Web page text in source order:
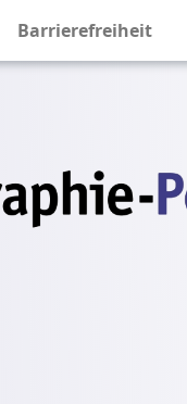
Barrierefreiheit